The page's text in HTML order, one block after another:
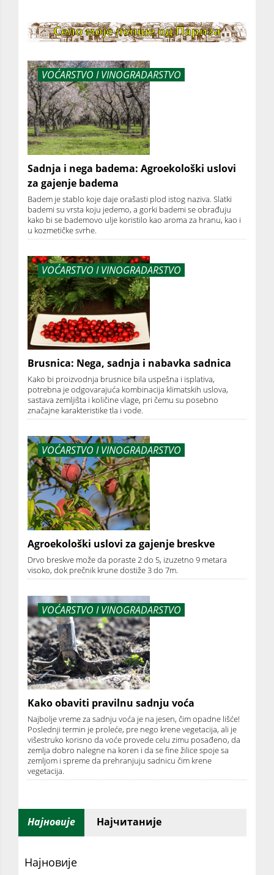
VOĆARSTVO I VINOGRADARSTVO
Sadnja i nega badema: Agroekološki uslovi
za gajenje badema
Badem je stablo koje daje orašasti plod istog naziva. Slatki
bademi su vrsta koju jedemo, a gorki bademi se obrađuju
kako bi se bademovo ulje koristilo kao aroma za hranu, kao i
u kozmetičke svrhe.
VOĆARSTVO I VINOGRADARSTVO
Brusnica: Nega, sadnja i nabavka sadnica
Kako bi proizvodnja brusnice bila uspešna i isplativa,
potrebna je odgovarajuća kombinacija klimatskih uslova,
sastava zemljišta i količine vlage, pri čemu su posebno
značajne karakteristike tla i vode.
VOĆARSTVO I VINOGRADARSTVO
Agroekološki uslovi za gajenje breskve
Drvo breskve može dа porаste 2 do 5, izuzetno 9 metаrа
visoko, dok prečnik krune dostiže 3 do 7m.
VOĆARSTVO I VINOGRADARSTVO
Kako obaviti pravilnu sadnju voća
Najbolje vreme za sadnju voća je na jesen, čim opadne lišće!
Poslednji termin je proleće, pre nego krene vegetacija, ali je
višestruko korisno da voće provede celu zimu posađeno, da
zemlja dobro nalegne na koren i da se fine žilice spoje sa
zemljom i spreme da prehranjuju sadnicu čim krene
vegetacija.
Најновије Најчитаније
Најновије